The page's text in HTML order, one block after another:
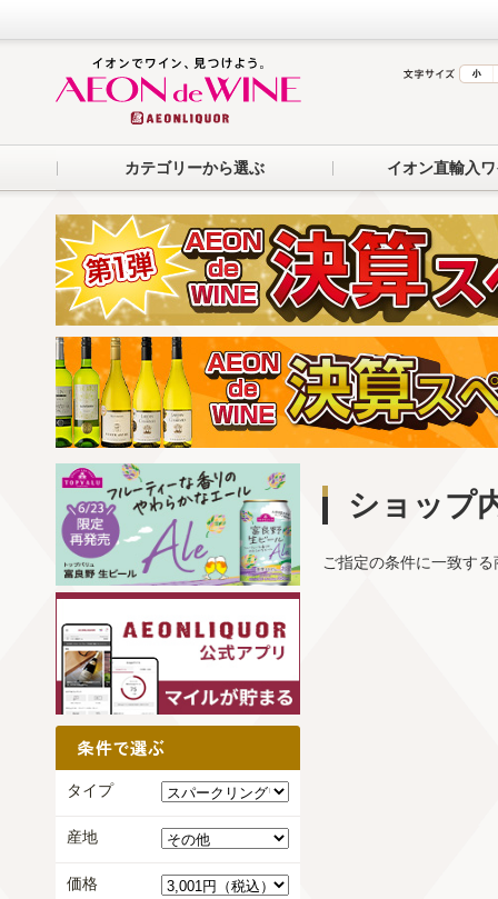
カテゴリーから選ぶ イオン直輸入
ショップ
ご指定の条件に一致す
タイプ
産地
価格